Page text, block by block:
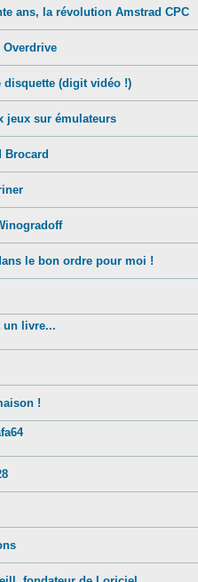
ans, la révolution Amstrad CPC
Overdrive
disquette (digit vidéo !)
jeux sur émulateurs
Brocard
le bon ordre pour moi !
un livre...
!